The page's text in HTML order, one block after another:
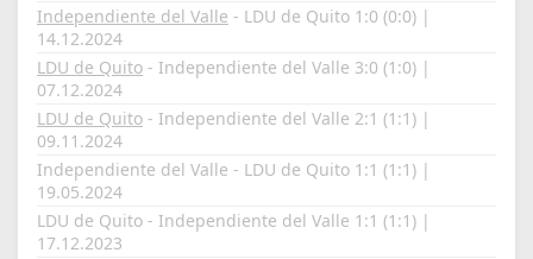
Independiente del Valle - LDU de Quito 1:0 (0:0) |
14.12.2024
LDU de Quito - Independiente del Valle 3:0 (1:0) |
07.12.2024
LDU de Quito - Independiente del Valle 2:1 (1:1) |
09.11.2024
Independiente del Valle - LDU de Quito 1:1 (1:1) |
19.05.2024
LDU de Quito - Independiente del Valle 1:1 (1:1) |
17.12.2023